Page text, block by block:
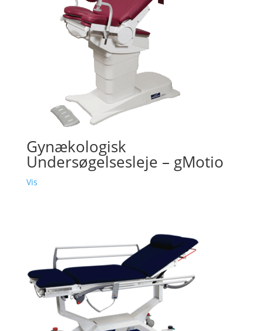
Gynækologisk
Undersøgelsesleje – gMotio
Vis